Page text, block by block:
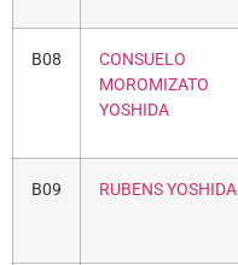
B08
CONSUELO
MOROMIZATO
YOSHIDA
B09 RUBENS YOSHIDA